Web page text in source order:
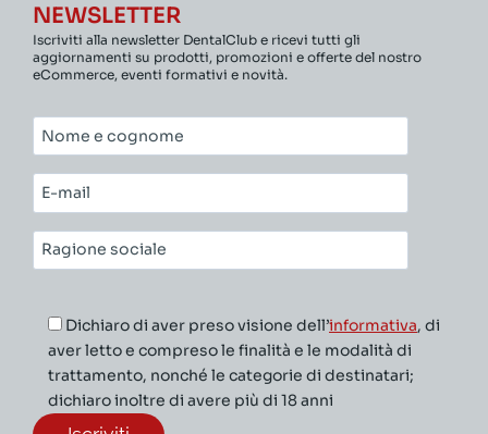
NEWSLETTER
Iscriviti alla newsletter DentalClub e ricevi tutti gli
aggiornamenti su prodotti, promozioni e offerte del nostro
eCommerce, eventi formativi e novità.
Nome
e
cognome*
E-
mail*
Ragione
sociale*
Dichiaro di aver preso visione dell’informativa, di
aver letto e compreso le finalità e le modalità di
trattamento, nonché le categorie di destinatari;
dichiaro inoltre di avere più di 18 anni